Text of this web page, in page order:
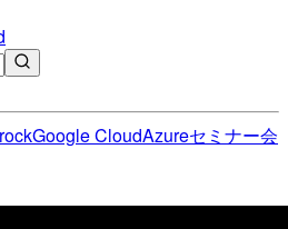
Google CloudAzureセミナー会